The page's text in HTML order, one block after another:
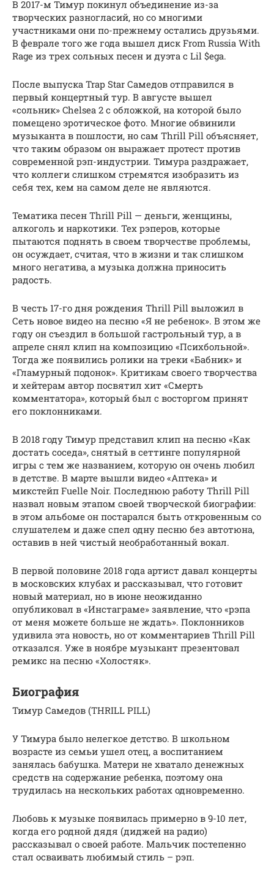
В 2017-м Тимур покинул объединение из-за
творческих разногласий, но со многими
участниками они по-прежнему остались друзьями.
В феврале того же года вышел диск From Russia With
Rage из трех сольных песен и дуэта с Lil $ega.
После выпуска Trap Star Самедов отправился в
первый концертный тур. В августе вышел
«сольник» Chelsea 2 с обложкой, на которой было
помещено эротическое фото. Многие обвинили
музыканта в пошлости, но сам Thrill Pill объясняет,
что таким образом он выражает протест против
современной рэп-индустрии. Тимура раздражает,
что коллеги слишком стремятся изобразить из
себя тех, кем на самом деле не являются.
Тематика песен Thrill Pill — деньги, женщины,
алкоголь и наркотики. Тех рэперов, которые
пытаются поднять в своем творчестве проблемы,
он осуждает, считая, что в жизни и так слишком
много негатива, а музыка должна приносить
радость.
В честь 17-го дня рождения Thrill Pill выложил в
Сеть новое видео на песню «Я не ребенок». В этом же
году он съездил в большой гастрольный тур, а в
апреле снял клип на композицию «Психбольной».
Тогда же появились ролики на треки «Бабник» и
«Гламурный подонок». Критикам своего творчества
и хейтерам автор посвятил хит «Смерть
комментатора», который был с восторгом принят
его поклонниками.
В 2018 году Тимур представил клип на песню «Как
достать соседа», снятый в сеттинге популярной
игры с тем же названием, которую он очень любил
в детстве. В марте вышли видео «Аптека» и
микстейп Fuelle Noir. Последнюю работу Thrill Pill
назвал новым этапом своей творческой биографии:
в этом альбоме он постарался быть откровенным со
слушателем и даже спел одну песню без автотюна,
оставив в ней чистый необработанный вокал.
В первой половине 2018 года артист давал концерты
в московских клубах и рассказывал, что готовит
новый материал, но в июне неожиданно
опубликовал в «Инстаграме» заявление, что «рэпа
от меня можете больше не ждать». Поклонников
удивила эта новость, но от комментариев Thrill Pill
отказался. Уже в ноябре музыкант презентовал
ремикс на песню «Холостяк».
Биография
Тимур Самедов (THRILL PILL)
У Тимура было нелегкое детство. В школьном
возрасте из семьи ушел отец, а воспитанием
занялась бабушка. Матери не хватало денежных
средств на содержание ребенка, поэтому она
трудилась на нескольких работах одновременно.
Любовь к музыке появилась примерно в 9-10 лет,
когда его родной дядя (диджей на радио)
рассказывал о своей работе. Мальчик постепенно
стал осваивать любимый стиль – рэп.